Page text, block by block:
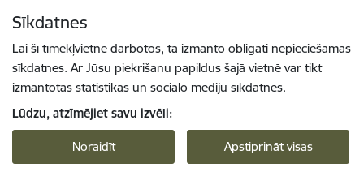
Sīkdatnes
Lai šī tīmekļvietne darbotos, tā izmanto obligāti nepieciešamās
sīkdatnes. Ar Jūsu piekrišanu papildus šajā vietnē var tikt
izmantotas statistikas un sociālo mediju sīkdatnes.
Lūdzu, atzīmējiet savu izvēli:
Noraidīt Apstiprināt visas